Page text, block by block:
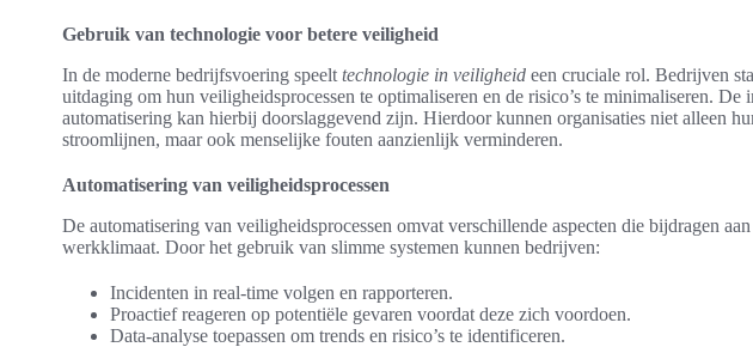
Gebruik van technologie voor betere veiligheid
In de moderne bedrijfsvoering speelt technologie in veiligheid een cruciale rol. Bedrijven
uitdaging om hun veiligheidsprocessen te optimaliseren en de risico’s te minimaliseren. De
automatisering kan hierbij doorslaggevend zijn. Hierdoor kunnen organisaties niet alleen
stroomlijnen, maar ook menselijke fouten aanzienlijk verminderen.
Automatisering van veiligheidsprocessen
De automatisering van veiligheidsprocessen omvat verschillende aspecten die bijdragen
werkklimaat. Door het gebruik van slimme systemen kunnen bedrijven:
Incidenten in real-time volgen en rapporteren.
Proactief reageren op potentiële gevaren voordat deze zich voordoen.
Data-analyse toepassen om trends en risico’s te identificeren.